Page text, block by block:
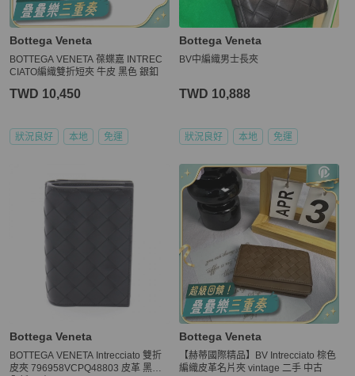
Bottega Veneta
BOTTEGA VENETA 葆蝶嘉 INTREC
CIATO編織雙折短夾 牛皮 黑色 銀釦
TWD 10,450
狀況良好 本地 免運
Bottega Veneta
BV中編織男士長夾
TWD 10,888
狀況良好 本地 免運
Bottega Veneta
BOTTEGA VENETA Intrecciato 雙折
皮夾 796958VCPQ48803 皮革 黑色
Bottega Veneta
【赫蒂國際精品】BV Intrecciato 棕色
編織皮革名片夾 vintage 二手 中古